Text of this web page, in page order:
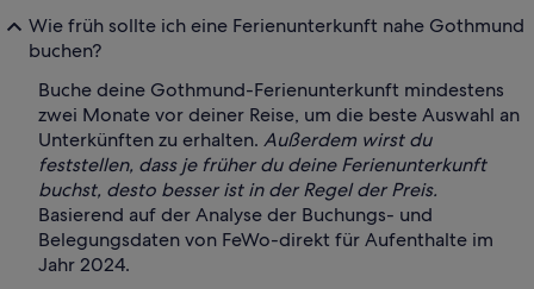
Wie früh sollte ich eine Ferienunterkunft nahe Gothmund
buchen?
Buche deine Gothmund-Ferienunterkunft mindestens
zwei Monate vor deiner Reise, um die beste Auswahl an
Unterkünften zu erhalten. Außerdem wirst du
feststellen, dass je früher du deine Ferienunterkunft
buchst, desto besser ist in der Regel der Preis.
Basierend auf der Analyse der Buchungs- und
Belegungsdaten von FeWo-direkt für Aufenthalte im
Jahr 2024.